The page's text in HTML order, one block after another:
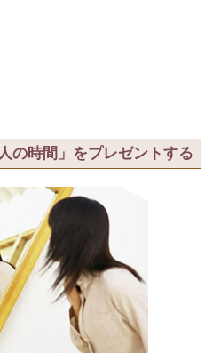
の時間」をプレゼントする